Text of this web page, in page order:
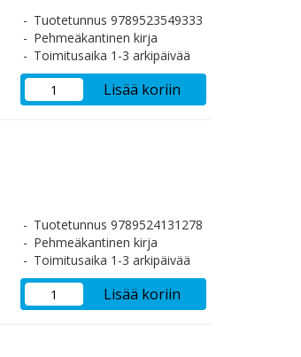
Tuotetunnus 9789523549333
Pehmeäkantinen kirja
Toimitusaika 1-3 arkipäivää
Lisää koriin
Tuotetunnus 9789524131278
Pehmeäkantinen kirja
Toimitusaika 1-3 arkipäivää
Lisää koriin